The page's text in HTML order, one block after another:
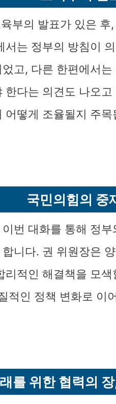
부의 발표가 있은
서는 정부의 방침이
고, 다른 한편에서
한다는 의견도 나오
어떻게 조율될지 주목
국민의힘의 중
번 대화를 통해 정
니다. 권 위원장은
리적인 해결책을 모
적인 정책 변화로 이
를 위한 협력의